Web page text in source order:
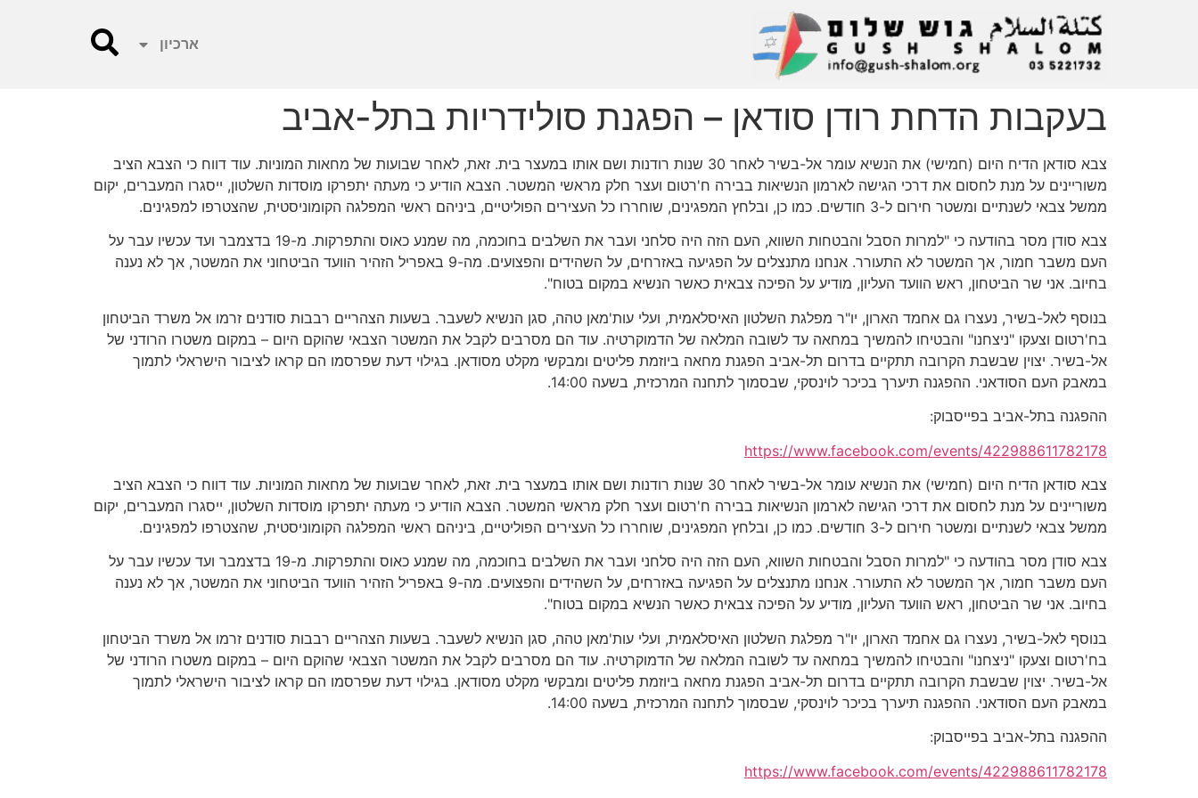
ארכיון
בעקבות הדחת רודן סודאן – הפגנת סולידריות בתל-אביב
צבא סודאן הדיח היום (חמישי) את הנשיא עומר אל-בשיר לאחר 30 שנות רודנות ושם אותו במעצר בית. זאת, לאחר שבועות של מחאות המוניות. עוד דווח כי הצבא הציב
משוריינים על מנת לחסום את דרכי הגישה לארמון הנשיאות בבירה ח'רטום ועצר חלק מראשי המשטר. הצבא הודיע כי מעתה יתפרקו מוסדות השלטון, ייסגרו המעברים, יקום
ממשל צבאי לשנתיים ומשטר חירום ל-3 חודשים. כמו כן, ובלחץ המפגינים, שוחררו כל העצירים הפוליטיים, ביניהם ראשי המפלגה הקומוניסטית, שהצטרפו למפגינים.
צבא סודן מסר בהודעה כי "למרות הסבל והבטחות השווא, העם הזה היה סלחני ועבר את השלבים בחוכמה, מה שמנע כאוס והתפרקות. מ-19 בדצמבר ועד עכשיו עבר על
העם משבר חמור, אך המשטר לא התעורר. אנחנו מתנצלים על הפגיעה באזרחים, על השהידים והפצועים. מה-9 באפריל הזהיר הוועד הביטחוני את המשטר, אך לא נענה
בחיוב. אני שר הביטחון, ראש הוועד העליון, מודיע על הפיכה צבאית כאשר הנשיא במקום בטוח".
בנוסף לאל-בשיר, נעצרו גם אחמד הארון, יו"ר מפלגת השלטון האיסלאמית, ועלי עות'מאן טהה, סגן הנשיא לשעבר. בשעות הצהריים רבבות סודנים זרמו אל משרד הביטחון
בח'רטום וצעקו "ניצחנו" והבטיחו להמשיך במחאה עד לשובה המלאה של הדמוקרטיה. עוד הם מסרבים לקבל את המשטר הצבאי שהוקם היום – במקום משטרו הרודני של
אל-בשיר. יצוין שבשבת הקרובה תתקיים בדרום תל-אביב הפגנת מחאה ביוזמת פליטים ומבקשי מקלט מסודאן. בגילוי דעת שפרסמו הם קראו לציבור הישראלי לתמוך
במאבק העם הסודאני. ההפגנה תיערך בכיכר לוינסקי, שבסמוך לתחנה המרכזית, בשעה 14:00.
ההפגנה בתל-אביב בפייסבוק:
https://www.facebook.com/events/422988611782178
צבא סודאן הדיח היום (חמישי) את הנשיא עומר אל-בשיר לאחר 30 שנות רודנות ושם אותו במעצר בית. זאת, לאחר שבועות של מחאות המוניות. עוד דווח כי הצבא הציב
משוריינים על מנת לחסום את דרכי הגישה לארמון הנשיאות בבירה ח'רטום ועצר חלק מראשי המשטר. הצבא הודיע כי מעתה יתפרקו מוסדות השלטון, ייסגרו המעברים, יקום
ממשל צבאי לשנתיים ומשטר חירום ל-3 חודשים. כמו כן, ובלחץ המפגינים, שוחררו כל העצירים הפוליטיים, ביניהם ראשי המפלגה הקומוניסטית, שהצטרפו למפגינים.
צבא סודן מסר בהודעה כי "למרות הסבל והבטחות השווא, העם הזה היה סלחני ועבר את השלבים בחוכמה, מה שמנע כאוס והתפרקות. מ-19 בדצמבר ועד עכשיו עבר על
העם משבר חמור, אך המשטר לא התעורר. אנחנו מתנצלים על הפגיעה באזרחים, על השהידים והפצועים. מה-9 באפריל הזהיר הוועד הביטחוני את המשטר, אך לא נענה
בחיוב. אני שר הביטחון, ראש הוועד העליון, מודיע על הפיכה צבאית כאשר הנשיא במקום בטוח".
בנוסף לאל-בשיר, נעצרו גם אחמד הארון, יו"ר מפלגת השלטון האיסלאמית, ועלי עות'מאן טהה, סגן הנשיא לשעבר. בשעות הצהריים רבבות סודנים זרמו אל משרד הביטחון
בח'רטום וצעקו "ניצחנו" והבטיחו להמשיך במחאה עד לשובה המלאה של הדמוקרטיה. עוד הם מסרבים לקבל את המשטר הצבאי שהוקם היום – במקום משטרו הרודני של
אל-בשיר. יצוין שבשבת הקרובה תתקיים בדרום תל-אביב הפגנת מחאה ביוזמת פליטים ומבקשי מקלט מסודאן. בגילוי דעת שפרסמו הם קראו לציבור הישראלי לתמוך
במאבק העם הסודאני. ההפגנה תיערך בכיכר לוינסקי, שבסמוך לתחנה המרכזית, בשעה 14:00.
ההפגנה בתל-אביב בפייסבוק:
https://www.facebook.com/events/422988611782178